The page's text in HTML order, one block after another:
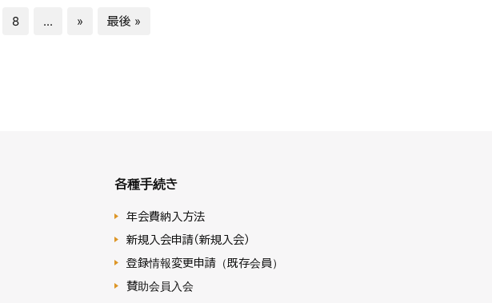
8 ... » 最後 »
各種手続き
年会費納入方法
新規入会申請（新規入会）
登録情報変更申請（既存会員）
賛助会員入会